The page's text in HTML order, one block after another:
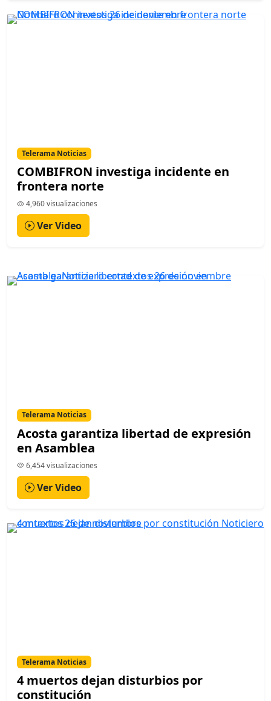
Telerama Noticias
COMBIFRON investiga incidente en
frontera norte
4,960 visualizaciones
Ver Video
Telerama Noticias
Acosta garantiza libertad de expresión
en Asamblea
6,454 visualizaciones
Ver Video
Telerama Noticias
4 muertos dejan disturbios por
constitución